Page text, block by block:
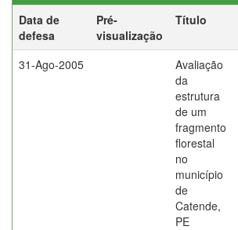
Data de
defesa
Pré-
visualização
Título
31-Ago-2005
Avaliação
da
estrutura
de um
fragmento
florestal
no
município
de
Catende,
PE